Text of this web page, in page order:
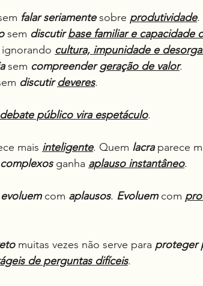
falar seriamente sobre produtividade.
sem discutir base familiar e capacidade
cultura, impunidade e
sem compreender geração de valor.
discutir deveres.
debate público vira espetáculo.
mais inteligente. Quem lacra parece
ganha aplauso instantâneo.
evoluem com aplausos. Evoluem com
muitas vezes não serve para proteger
de perguntas difíceis.